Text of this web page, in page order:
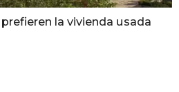
la vivienda usada